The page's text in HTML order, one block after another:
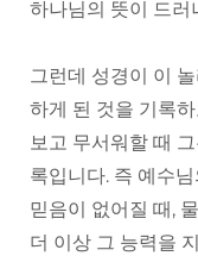
하나님의 뜻이 드러
그런데 성경이 이
하게 된 것을 기록
보고 무서워할 때
록입니다. 즉 예수
믿음이 없어질 때,
더 이상 그 능력을